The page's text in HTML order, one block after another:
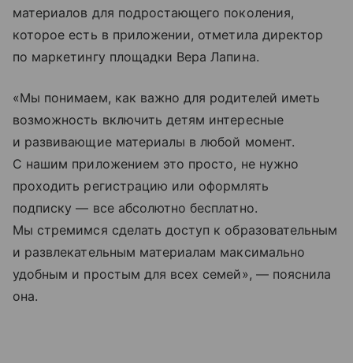
материалов для подростающего поколения,
которое есть в приложении, отметила директор
по маркетингу площадки Вера Лапина.
«Мы понимаем, как важно для родителей иметь
возможность включить детям интересные
и развивающие материалы в любой момент.
С нашим приложением это просто, не нужно
проходить регистрацию или оформлять
подписку — все абсолютно бесплатно.
Мы стремимся сделать доступ к образовательным
и развлекательным материалам максимально
удобным и простым для всех семей», — пояснила
она.